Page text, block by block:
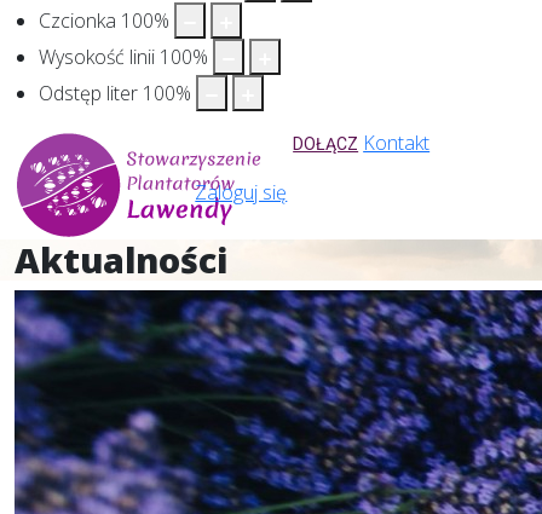
Czcionka 100%
Wysokość linii 100%
Odstęp liter 100%
DOŁĄCZ Kontakt
Zaloguj się
Aktualności